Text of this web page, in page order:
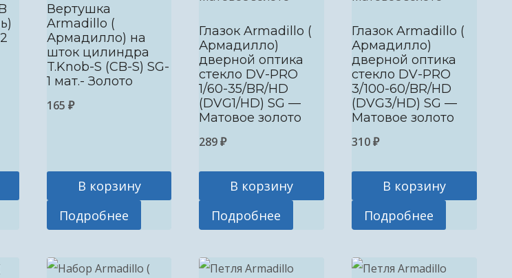
Вертушка
Armadillo (
Армадилло) на
шток цилиндра
T.Knob-S (CB-S) SG-
1 мат.- Золото
165 ₽
В корзину
Подробнее
Глазок Armadillo (
Армадилло)
дверной оптика
стекло DV-PRO
1/60-35/BR/HD
(DVG1/HD) SG —
Матовое золото
289₽
В корзину
Подробнее
Глазок Armadillo (
Армадилло)
дверной оптика
стекло DV-PRO
3/100-60/BR/HD
(DVG3/HD) SG —
Матовое золото
310₽
В корзину
Подробнее